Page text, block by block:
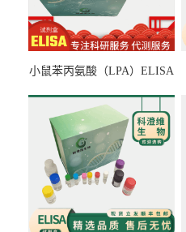
小鼠苯丙氨酸（LPA）ELISA